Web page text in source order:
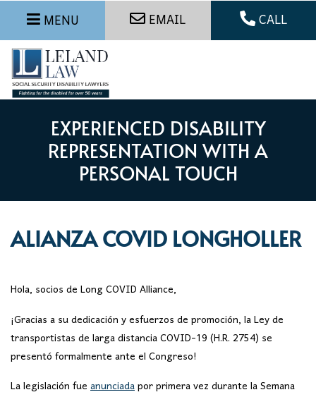
MENU EMAIL CALL
EXPERIENCED DISABILITY
REPRESENTATION WITH A
PERSONAL TOUCH
ALIANZA COVID LONGHOLLER
Hola, socios de Long COVID Alliance,
¡Gracias a su dedicación y esfuerzos de promoción, la Ley de
transportistas de larga distancia COVID-19 (H.R. 2754) se
presentó formalmente ante el Congreso!
La legislación fueanunciadapor primera vez durante la Semana